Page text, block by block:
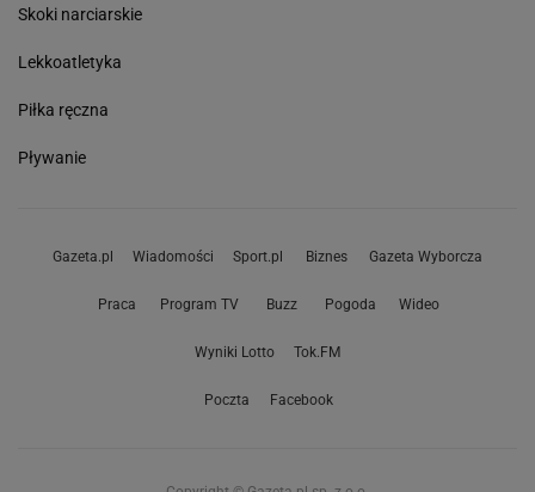
Skoki narciarskie
Lekkoatletyka
Piłka ręczna
Pływanie
Gazeta.pl Wiadomości Sport.pl Biznes Gazeta Wyborcza
Praca Program TV Buzz Pogoda Wideo
Wyniki Lotto Tok.FM
Poczta Facebook